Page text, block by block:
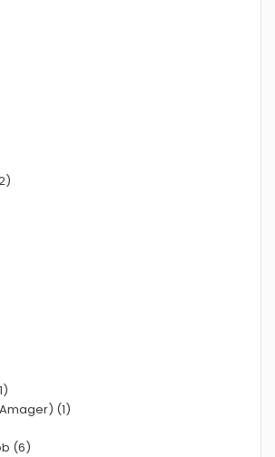
(1)
(6)